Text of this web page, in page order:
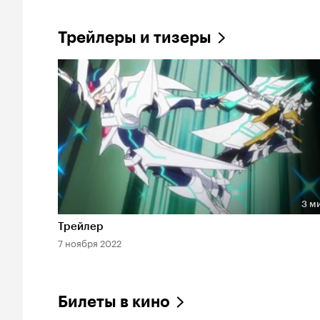
Трейлеры и тизеры
Длительность 3 мин
3
Трейлер
7 ноября 2022
Билеты в кино